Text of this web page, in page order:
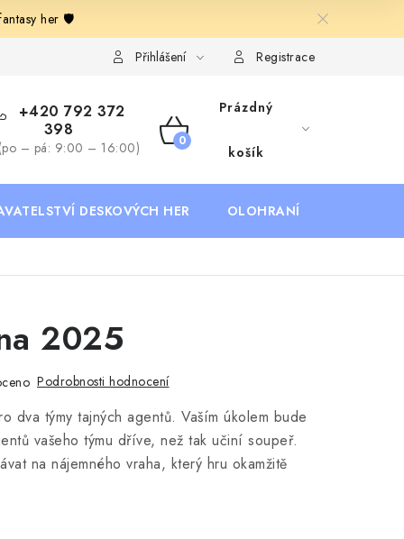
her 🛡️
Deskoherní kluby, DDM, knihovny a jiné zájmové organizace
Přihlášení Registrace
+420 792 372
398
– pá: 9:00 – 16:00)
NÁKUPNÍ
Prázdný
košík
DESKOVÝCH HER OLOHRANÍ
2025
Podrobnosti hodnocení
dva týmy tajných agentů. Vaším úkolem bude
vašeho týmu dříve, než tak učiní soupeř.
na nájemného vraha, který hru okamžitě